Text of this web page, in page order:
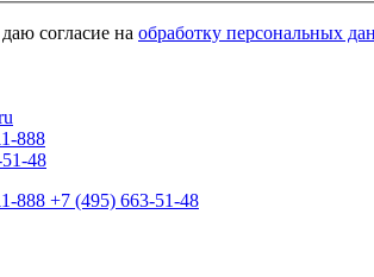
согласие на обработку персональных
888
48
888 +7 (495) 663-51-48